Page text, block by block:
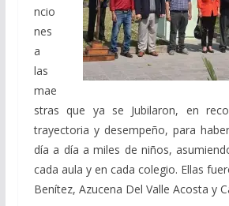
ncio
nes
a
las
mae
stras que ya se Jubilaron, en
trayectoria y desempeño, para
día a día a miles de niños,
cada aula y en cada colegio. Ellas
Benítez, Azucena Del Valle Acosta y